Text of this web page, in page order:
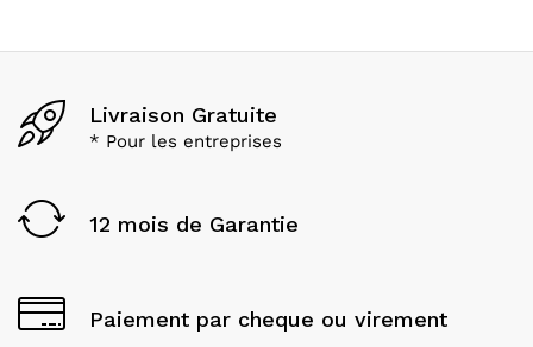
Livraison Gratuite
* Pour les entreprises
12 mois de Garantie
Paiement par cheque ou virement